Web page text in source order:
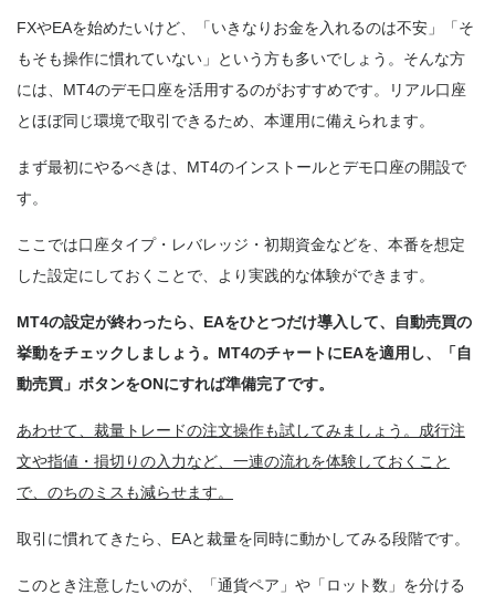
FXやEAを始めたいけど、「いきなりお金を入れるのは不安」「そ
もそも操作に慣れていない」という方も多いでしょう。 そんな方
には、MT4のデモ口座を活用するのがおすすめです。リアル口座
とほぼ同じ環境で取引できるため、本運用に備えられます。
まず最初にやるべきは、MT4のインストールとデモ口座の開設で
す。
ここでは口座タイプ・レバレッジ・初期資金などを、本番を想定
した設定にしておくことで、より実践的な体験ができます。
MT4の設定が終わったら、EAをひとつだけ導入して、自動売買の
挙動をチェックしましょう。MT4のチャートにEAを適用し、「自
動売買」ボタンをONにすれば準備完了です。
あわせて、裁量トレードの注文操作も試してみましょう。成行注
文や指値・損切りの入力など、一連の流れを体験しておくこと
で、のちのミスも減らせます。
取引に慣れてきたら、EAと裁量を同時に動かしてみる段階です。
このとき注意したいのが、「通貨ペア」や「ロット数」を分ける